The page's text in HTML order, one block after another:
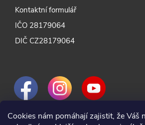
Cookies nám pomáhají zajistit, že Váš
Kontaktní formulář
IČO 28179064
DIČ CZ28179064